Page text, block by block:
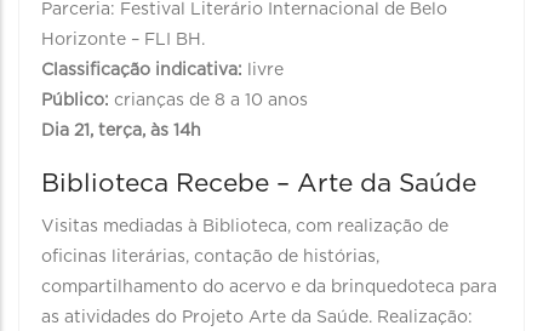
Parceria: Festival Literário Internacional de Belo
Horizonte – FLI BH.
Classificação indicativa: livre
Público: crianças de 8 a 10 anos
Dia 21, terça, às 14h
Biblioteca Recebe – Arte da Saúde
Visitas mediadas à Biblioteca, com realização de
oficinas literárias, contação de histórias,
compartilhamento do acervo e da brinquedoteca para
as atividades do Projeto Arte da Saúde. Realização: